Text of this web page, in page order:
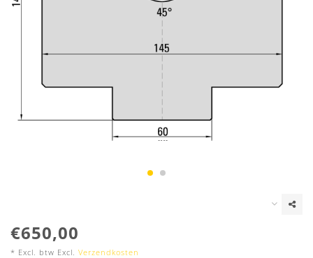
€650,00
* Excl. btw Excl. Verzendkosten